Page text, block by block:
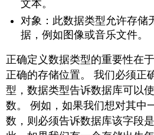
文本。
对象：此数据类型允许存储
据，例如图像或音乐文件。
正确定义数据类型的重要性在
正确的存储位置。 我们必须正
型，数据类型告诉数据库可以
数。 例如，如果我们想对其中
数，则必须告诉数据库该字段